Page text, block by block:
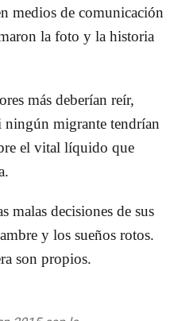
medios de comunicación
la foto y la historia
más deberían reír,
migrante tendrían
el vital líquido que
malas decisiones de sus
y los sueños rotos.
son propios.